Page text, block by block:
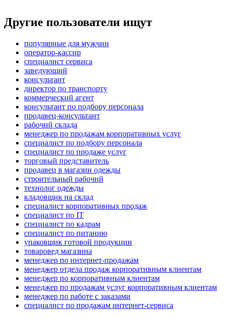
Другие пользователи ищут
популярные для мужчин
оператор-кассир
специалист сервиса
заведующий
консультант
директор по транспорту
коммерческий агент
консультант по подбору персонала
продавец-консультант
рабочий склада
менеджер по продажам корпоративных услуг
специалист по подбору персонала
специалист по продаже услуг
торговый представитель
продавец в магазин одежды
строительный рабочий
технолог одежды
кладовщик на склад
специалист корпоративных продаж
специалист по IT
специалист по кадрам
специалист по питанию
упаковщик готовой продукции
товаровед магазина
менеджер по интернет-продажам
менеджер отдела продаж корпоративным клиентам
менеджер по корпоративным клиентам
менеджер по продажам услуг корпоративным клиентам
менеджер по работе с заказами
специалист по продажам интернет-сервиса